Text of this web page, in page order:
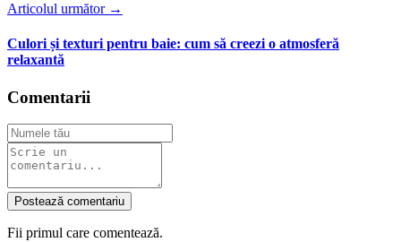
Articolul următor →
Culori și texturi pentru baie: cum să creezi o atmosferă
relaxantă
Comentarii
Postează comentariu
Fii primul care comentează.